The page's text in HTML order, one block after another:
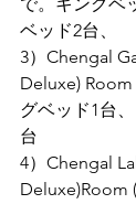
ベッド2台、
3）Chengal
Deluxe)
グベッド1台
台
4）Chengal
Deluxe)Room